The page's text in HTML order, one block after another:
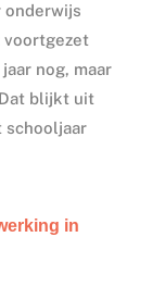
onderwijs
nog, maar
blijkt uit
schooljaar
in